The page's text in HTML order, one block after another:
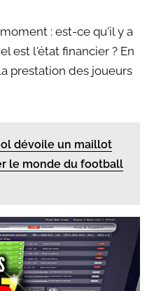
: est-ce qu'il y a
est l'état financier ? En
prestation des joueurs
dévoile un maillot
le monde du football